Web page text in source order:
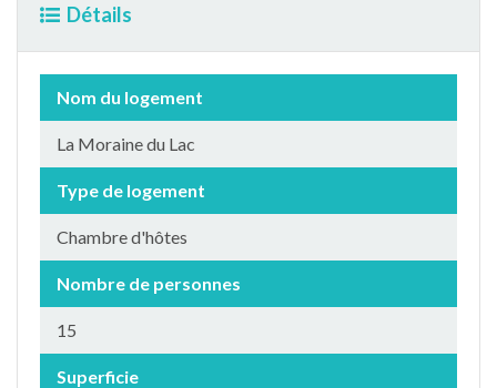
Détails
Nom du logement
La Moraine du Lac
Type de logement
Chambre d'hôtes
Nombre de personnes
15
Superficie